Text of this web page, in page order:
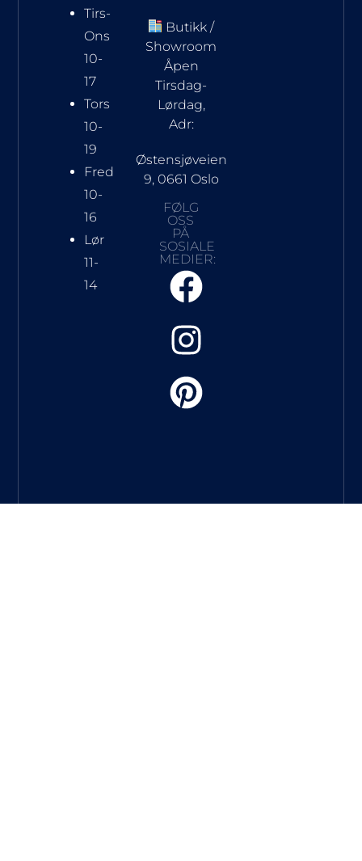
Tirs-
Ons
10-
17
Tors
10-
19
Fred
10-
16
Lør
11-
14
Butikk /
Showroom
Åpen
Tirsdag-
Lørdag,
Adr:
Østensjøveien
9, 0661 Oslo
FØLG
OSS
PÅ
SOSIALE
MEDIER: